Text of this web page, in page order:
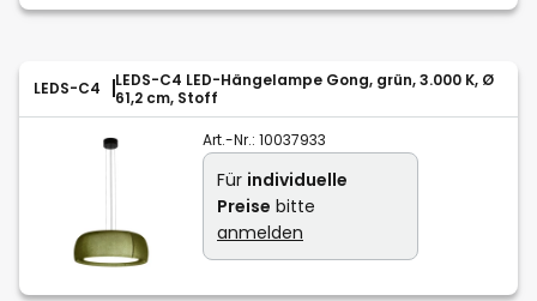
LEDS-C4
LEDS-C4 LED-Hängelampe Gong, grün, 3.000 K, Ø
61,2 cm, Stoff
Art.-Nr.: 10037933
Für individuelle
Preise bitte
anmelden